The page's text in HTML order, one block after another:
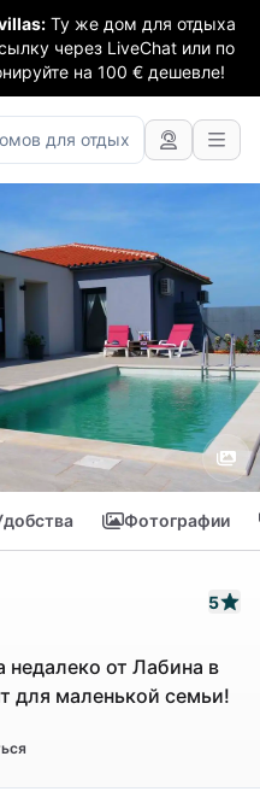
Ту же дом для отдыха
через LiveChat или по
на 100 € дешевле!
Фотографии
5
от Лабина в
для маленькой семьи!